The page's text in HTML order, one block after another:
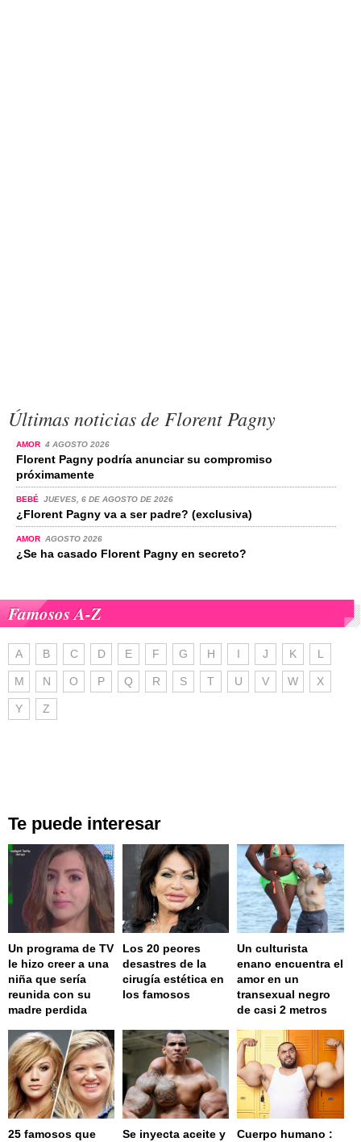
Últimas noticias de Florent Pagny
AMOR 4 AGOSTO 2026
Florent Pagny podría anunciar su compromiso
próximamente
BEBÉ JUEVES, 6 DE AGOSTO DE 2026
¿Florent Pagny va a ser padre? (exclusiva)
AMOR AGOSTO 2026
¿Se ha casado Florent Pagny en secreto?
Famosos A-Z
A B C D E F G H I J K L
M N O P Q R S T U V W X
Y Z
Te puede interesar
Un programa de TV
le hizo creer a una
niña que sería
reunida con su
madre perdida
Los 20 peores
desastres de la
cirugía estética en
los famosos
Un culturista
enano encuentra el
amor en un
transexual negro
de casi 2 metros
25 famosos que
Se inyecta aceite y
Cuerpo humano :